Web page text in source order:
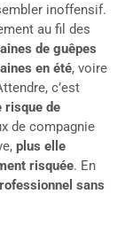
inoffensif.
au fil des
de guêpes
en été, voire
c’est
risque de
de compagnie
plus elle
risquée. En
sans